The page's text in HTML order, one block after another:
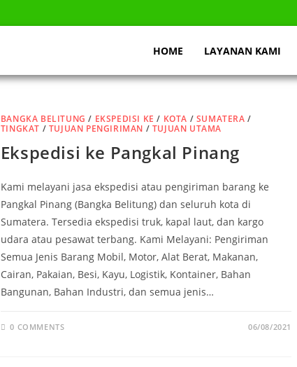
HOME LAYANAN KAMI
BANGKA BELITUNG / EKSPEDISI KE / KOTA / SUMATERA /
TINGKAT / TUJUAN PENGIRIMAN / TUJUAN UTAMA
Ekspedisi ke Pangkal Pinang
Kami melayani jasa ekspedisi atau pengiriman barang ke
Pangkal Pinang (Bangka Belitung) dan seluruh kota di
Sumatera. Tersedia ekspedisi truk, kapal laut, dan kargo
udara atau pesawat terbang. Kami Melayani: Pengiriman
Semua Jenis Barang Mobil, Motor, Alat Berat, Makanan,
Cairan, Pakaian, Besi, Kayu, Logistik, Kontainer, Bahan
Bangunan, Bahan Industri, dan semua jenis…
0 COMMENTS 06/08/2021